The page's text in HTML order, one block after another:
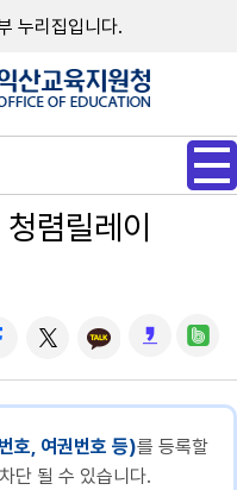
누리집입니다.
렴릴레이
호, 여권번호 등)를 등록할
단 될 수 있습니다.